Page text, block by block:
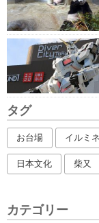
タグ
お台場 イルミ
日本文化 柴又
カテゴリー